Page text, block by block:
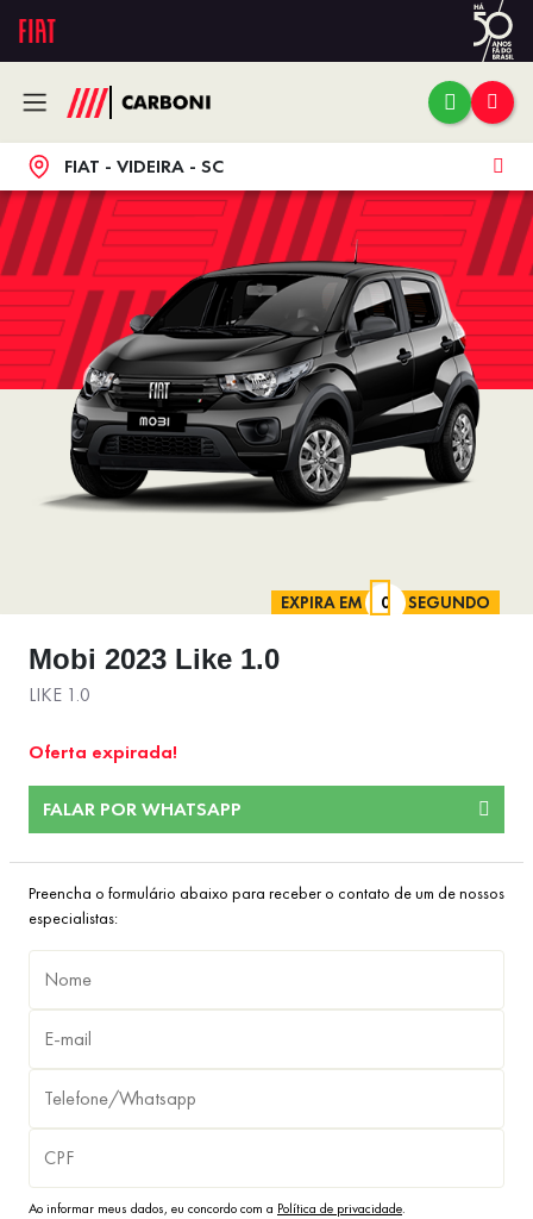
FIAT - VIDEIRA - SC
EXPIRA EM SEGUNDO
Mobi 2023 Like 1.0
LIKE 1.0
Oferta expirada!
FALAR POR WHATSAPP
Preencha o formulário abaixo para receber o contato de um de nossos
especialistas:
Ao informar meus dados, eu concordo com a Política de privacidade.